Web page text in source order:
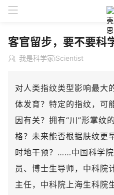
客官留步，要不要科
我是科学家iScientist
对人类指纹类型影响最大
体发育？特定的指纹，可
因有关？拥有“川”形掌纹
格？未来能否根据肤纹更
时地干预？……中国科学
员、博士生导师，中科院
主任，中科院上海生科院